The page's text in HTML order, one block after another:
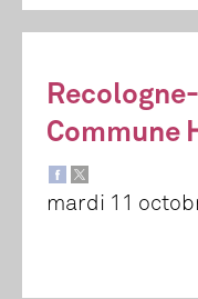
Commune
mardi 11